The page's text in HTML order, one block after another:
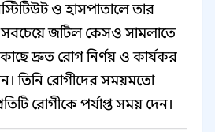
ও হাসপাতালে তার
সবচেয়ে জটিল কেসও সামলাতে
দ্রুত রোগ নির্ণয় ও কার্যকর
তিনি রোগীদের সময়মতো
রোগীকে পর্যাপ্ত সময় দেন।